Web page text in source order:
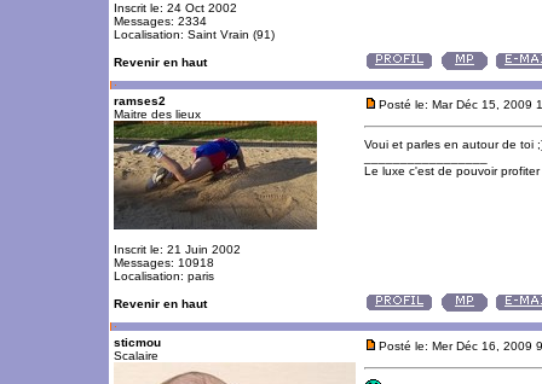
Inscrit le: 24 Oct 2002
Messages: 2334
Localisation: Saint Vrain (91)
Revenir en haut
ramses2
Maitre des lieux
Inscrit le: 21 Juin 2002
Messages: 10918
Localisation: paris
Posté le: Mar Déc 15, 2009
Voui et parles en autour de toi
Le luxe c'est de pouvoir
Revenir en haut
sticmou
Scalaire
Posté le: Mer Déc 16, 2009